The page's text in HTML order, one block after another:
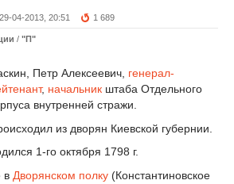
29-04-2013, 20:51 1 689
/ "П"
Петр Алексеевич, генерал-
, начальник штаба Отдельного
внутренней стражи.
из дворян Киевской губернии.
1-го октября 1798 г.
в Дворянском полку (Константиновское